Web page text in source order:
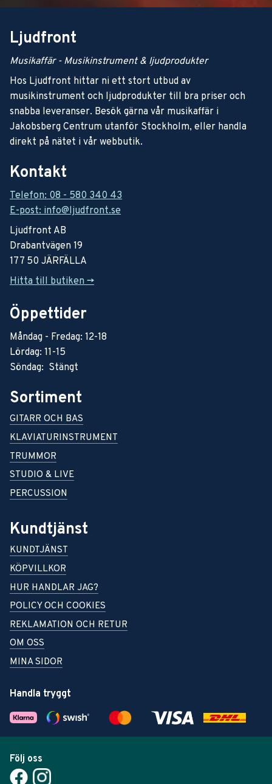
Ljudfront
Musikaffär - Musikinstrument & ljudprodukter
Hos Ljudfront hittar ni ett stort utbud av
musikinstrument och ljudprodukter till bra priser och
snabba leveranser. Besök gärna vår musikaffär i
Jakobsberg Centrum utanför Stockholm, eller handla
direkt på nätet i vår webbutik.
Kontakt
Telefon: 08 - 580 340 43
E-post: info@ljudfront.se
Ljudfront AB
Drabantvägen 19
177 50 JÄRFÄLLA
Hitta till butiken ->
Öppettider
Måndag - Fredag: 12-18
Lördag: 11-15
Söndag: Stängt
Sortiment
GITARR OCH BAS
KLAVIATURINSTRUMENT
TRUMMOR
STUDIO & LIVE
PERCUSSION
Kundtjänst
KUNDTJÄNST
KÖPVILLKOR
HUR HANDLAR JAG?
POLICY OCH COOKIES
REKLAMATION OCH RETUR
OM OSS
MINA SIDOR
Handla tryggt
Följ oss